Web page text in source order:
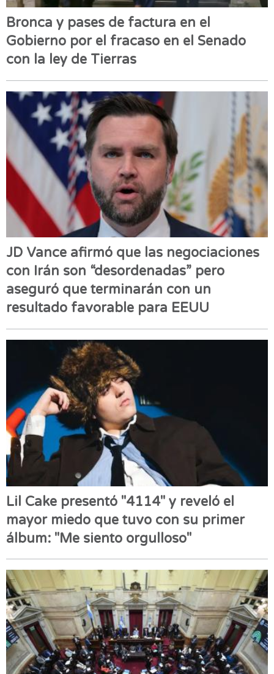
Bronca y pases de factura en el
Gobierno por el fracaso en el Senado
con la ley de Tierras
JD Vance afirmó que las negociaciones
con Irán son “desordenadas” pero
aseguró que terminarán con un
resultado favorable para EEUU
Lil Cake presentó "4114" y reveló el
mayor miedo que tuvo con su primer
álbum: "Me siento orgulloso"